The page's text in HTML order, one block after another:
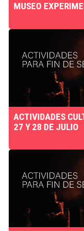
MUSEO
ACTIVIDADES
27 Y 28 DE JULIO